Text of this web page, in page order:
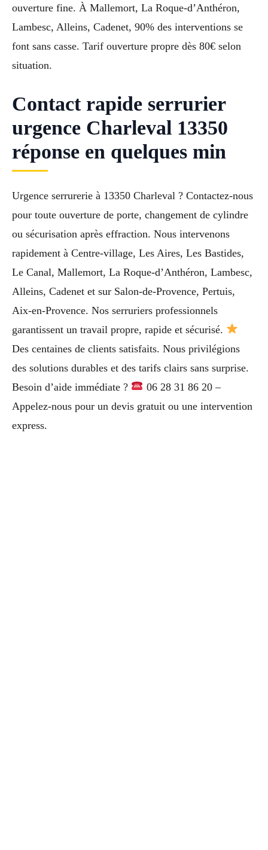
ouverture fine. À Mallemort, La Roque-d’Anthéron,
Lambesc, Alleins, Cadenet, 90% des interventions se
font sans casse. Tarif ouverture propre dès 80€ selon
situation.
Contact rapide serrurier
urgence Charleval 13350
réponse en quelques min
Urgence serrurerie à 13350 Charleval ? Contactez-nous
pour toute ouverture de porte, changement de cylindre
ou sécurisation après effraction. Nous intervenons
rapidement à Centre-village, Les Aires, Les Bastides,
Le Canal, Mallemort, La Roque-d’Anthéron, Lambesc,
Alleins, Cadenet et sur Salon-de-Provence, Pertuis,
Aix-en-Provence. Nos serruriers professionnels
garantissent un travail propre, rapide et sécurisé.
Des centaines de clients satisfaits. Nous privilégions
des solutions durables et des tarifs clairs sans surprise.
Besoin d’aide immédiate ?
06 28 31 86 20 –
Appelez-nous pour un devis gratuit ou une intervention
express.